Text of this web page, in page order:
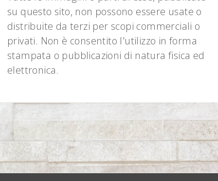
su questo sito, non possono essere usate o
distribuite da terzi per scopi commerciali o
privati. Non è consentito l'utilizzo in forma
stampata o pubblicazioni di natura fisica ed
elettronica.